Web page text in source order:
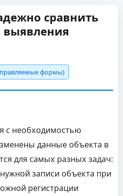
сравнить
выявления
формы)
с необходимостью
данные объекта в
для самых разных задач:
записи объекта при
регистрации